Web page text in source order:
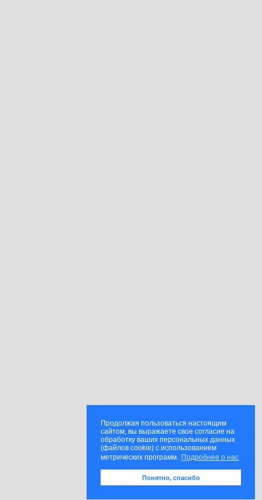
Продолжая пользоваться настоящим
сайтом, вы выражаете свое согласие на
обработку ваших персональных данных
(файлов cookie) с использованием
метрических программ. Подробнее о нас
Понятно, спасибо